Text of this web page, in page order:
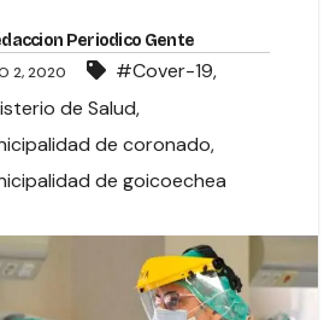
Periodico Gente
2, 2020 #Cover-19,
de Salud,
de coronado,
de goicoechea